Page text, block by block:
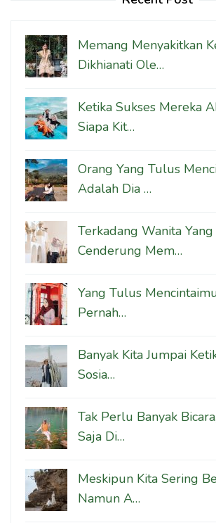
Memang Menyakitkan
Dikhianati Ole…
Ketika Sukses Mereka
Siapa Kit…
Orang Yang Tulus
Adalah Dia …
Terkadang Wanita
Cenderung Mem…
Yang Tulus
Pernah…
Banyak Kita Jumpai
Sosia…
Tak Perlu Banyak
Saja Di…
Meskipun Kita Sering
Namun A…